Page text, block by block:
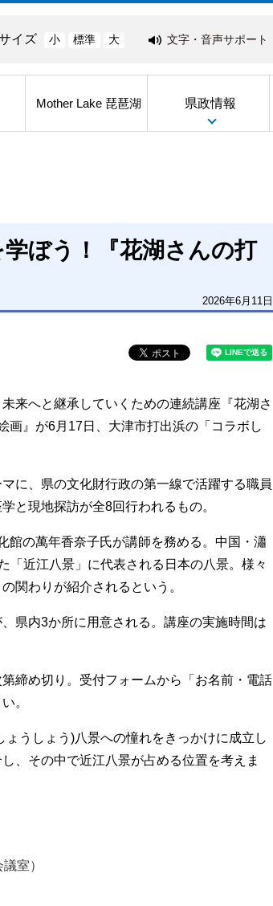
イズ 小 標準 大 文字・音声サポート
Mother Lake 琵琶湖 県政情報
ぼう！『花湖さんの打
2026年6月11日
来へと継承していくための連続講座『花湖さ
画』が6月17日、大津市打出浜の「コラボし
に、県の文化財行政の第一線で活躍する職員
と現地探訪が全8回行われるもの。
館の萬年香奈子氏が講師を務める。中国・瀟
「近江八景」に代表される日本の八景。様々
関わりが紹介されるという。
県内3か所に用意される。講座の実施時間は
締め切り。受付フォームから「お名前・電話
。
うしょう)八景への憧れをきっかけに成立し
、その中で近江八景が占める位置を考えま
室）